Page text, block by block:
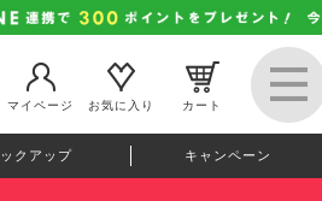
マイページ お気に入り カート
クアップ キャンペーン